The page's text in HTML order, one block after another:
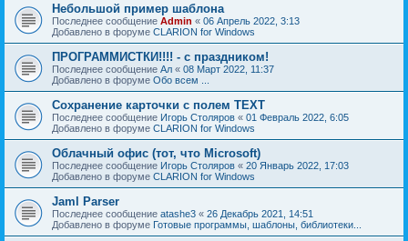
Небольшой пример шаблона
Последнее сообщение Admin « 06 Апрель 2022, 3:13
Добавлено в форуме CLARION for Windows
ПРОГРАММИСТКИ!!!! - с праздником!
Последнее сообщение Ал « 08 Март 2022, 11:37
Добавлено в форуме Обо всем ...
Сохранение карточки с полем TEXT
Последнее сообщение Игорь Столяров « 01 Февраль 2022, 6:05
Добавлено в форуме CLARION for Windows
Облачный офис (тот, что Microsoft)
Последнее сообщение Игорь Столяров « 20 Январь 2022, 17:03
Добавлено в форуме CLARION for Windows
Jaml Parser
Последнее сообщение atashe3 « 26 Декабрь 2021, 14:51
Добавлено в форуме Готовые программы, шаблоны, библиотеки...